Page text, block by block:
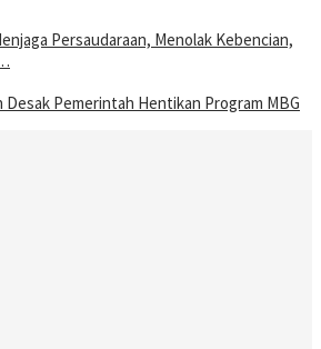
Persaudaraan, Menolak Kebencian,
Desak Pemerintah Hentikan Program MBG